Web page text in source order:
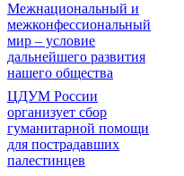
Межнациональный и
межконфессиональный
мир – условие
дальнейшего развития
нашего общества
ЦДУМ России
организует сбор
гуманитарной помощи
для пострадавших
палестинцев